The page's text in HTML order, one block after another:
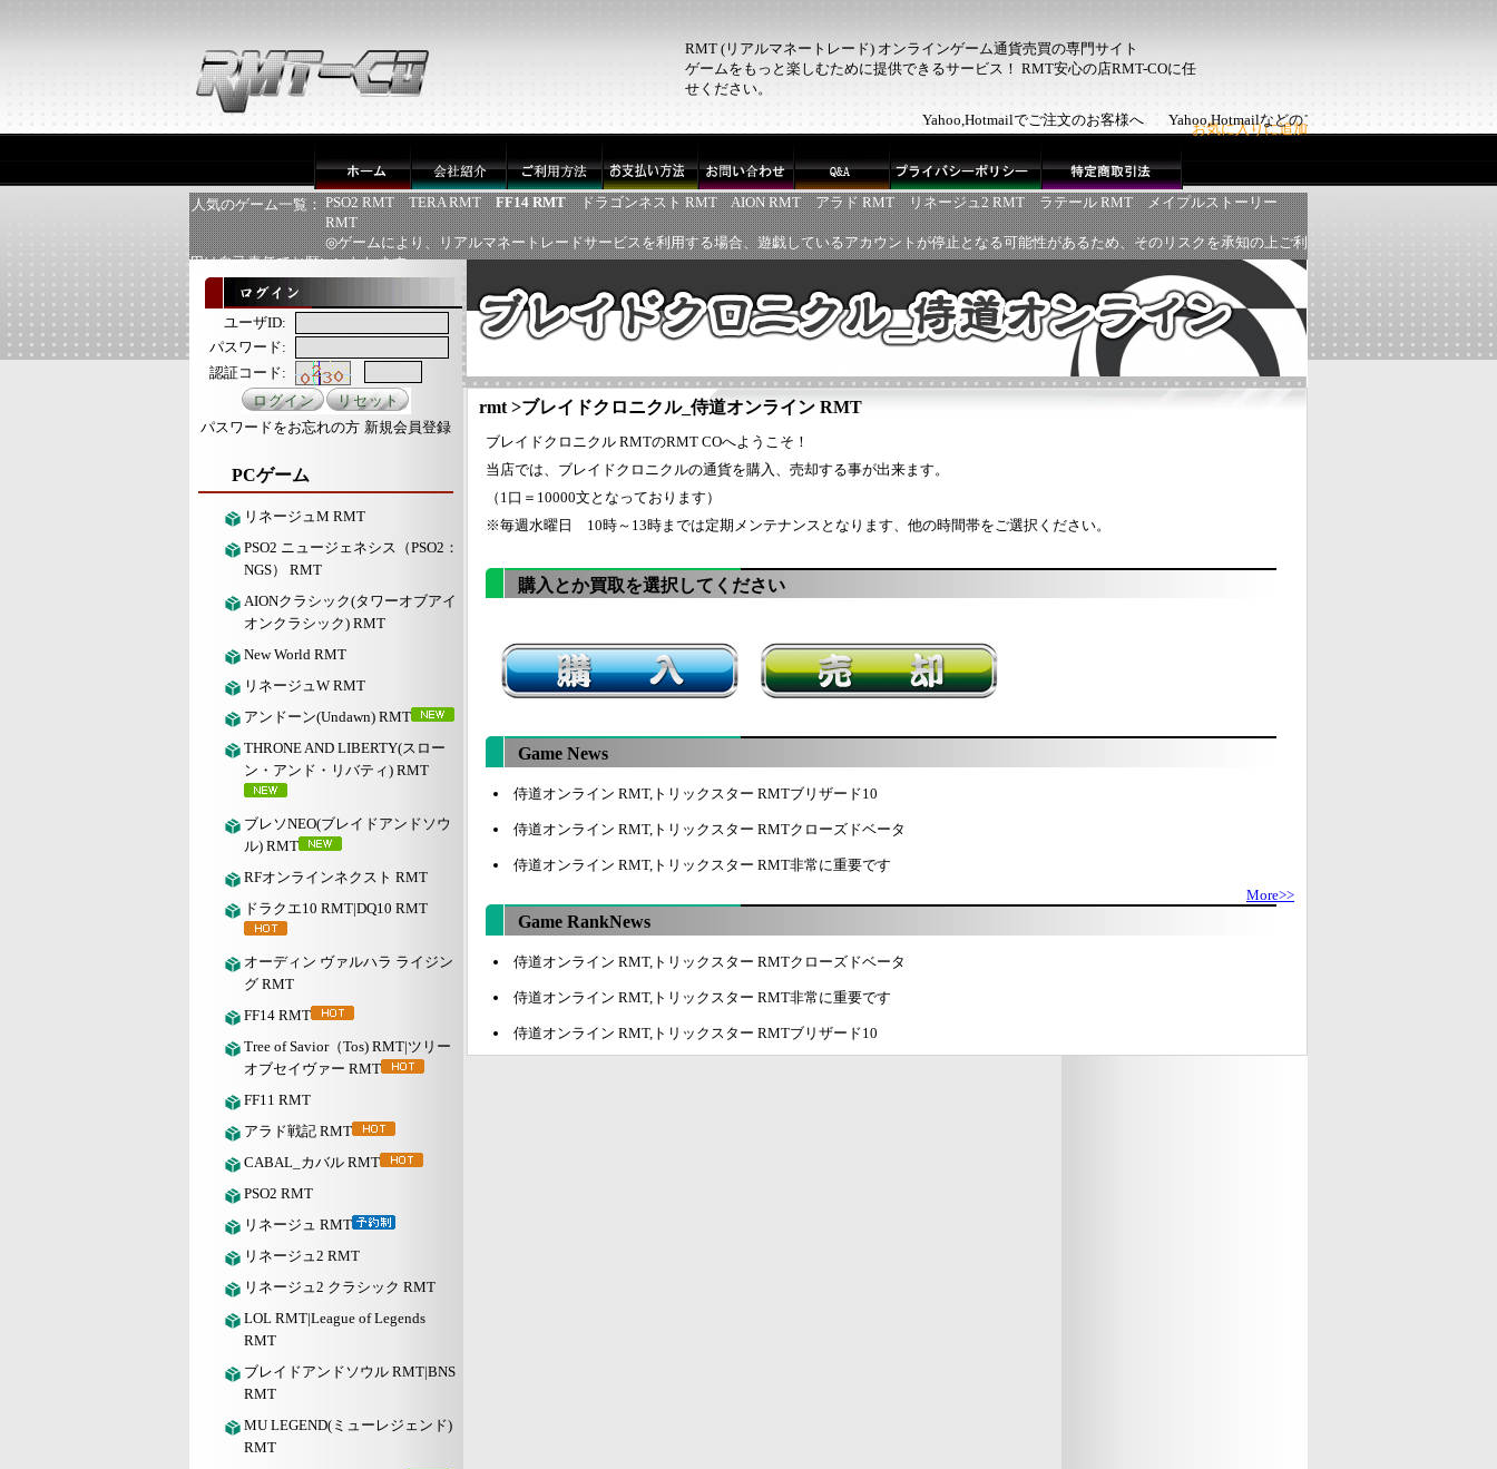
RMT (リアルマネートレード) オンラインゲーム通貨売買の専門サイト
ゲームをもっと楽しむために提供できるサービス！ RMT安心の店RMT-COに任
せください。
お気に入りに追加
Yahoo,Hotmailでご注文のお客様へ Yahoo,Hotmailなどのフリーメールでご注文のお客様
人気のゲーム一覧： PSO2 RMT TERA RMT FF14 RMT ドラゴンネスト RMT AION RMT アラド RMT リネージュ2 RMT ラテール RMT
メイプルストーリー
RMT
◎ゲームにより、リアルマネートレードサービスを利用する場合、遊戯しているアカウントが停止となる可能性があるため、そのリスクを承知の上ご利
用は自己責任でお願いいたします
ユーザID:
パスワード:
認証コード:
パスワードをお忘れの方 新規会員登録
PCゲーム
リネージュM RMT
PSO2 ニュージェネシス（PSO2：
NGS） RMT
AIONクラシック(タワーオブアイ
オンクラシック) RMT
New World RMT
リネージュW RMT
アンドーン(Undawn) RMT
THRONE AND LIBERTY(スロー
ン・アンド・リバティ) RMT
ブレソNEO(ブレイドアンドソウ
ル) RMT
RFオンラインネクスト RMT
ドラクエ10 RMT|DQ10 RMT
オーディン ヴァルハラ ライジン
グ RMT
FF14 RMT
Tree of Savior（Tos) RMT|ツリー
オブセイヴァー RMT
FF11 RMT
アラド戦記 RMT
CABAL_カバル RMT
PSO2 RMT
リネージュ RMT
リネージュ2 RMT
リネージュ2 クラシック RMT
LOL RMT|League of Legends
RMT
ブレイドアンドソウル RMT|BNS
RMT
MU LEGEND(ミューレジェンド)
RMT
rmt >ブレイドクロニクル_侍道オンライン RMT
ブレイドクロニクル RMTのRMT COへようこそ！
当店では、ブレイドクロニクルの通貨を購入、売却する事が出来ます。
（1口＝10000文となっております）
※毎週水曜日 10時～13時までは定期メンテナンスとなります、他の時間帯をご選択ください。
購入とか買取を選択してください
Game News
侍道オンライン RMT,トリックスター RMTブリザード10
侍道オンライン RMT,トリックスター RMTクローズドベータ
侍道オンライン RMT,トリックスター RMT非常に重要です
More>>
Game RankNews
侍道オンライン RMT,トリックスター RMTクローズドベータ
侍道オンライン RMT,トリックスター RMT非常に重要です
侍道オンライン RMT,トリックスター RMTブリザード10